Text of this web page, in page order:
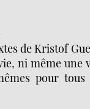
de Kristof
ni même une
pour tous